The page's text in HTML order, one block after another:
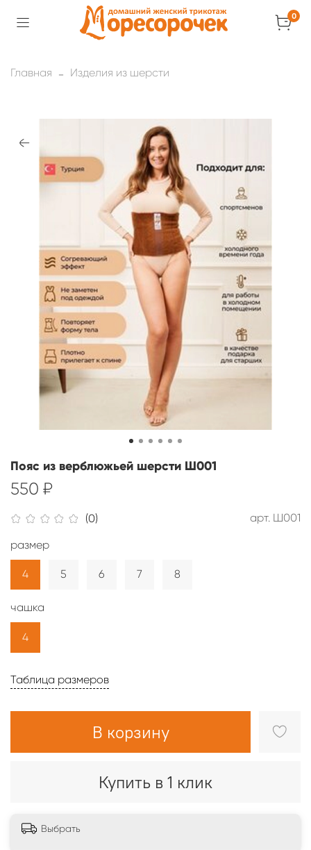
0
Главная Изделия из шерсти
(0) арт. Ш001
Пояс из верблюжьей шерсти Ш001
550 ₽
Таблица размеров
В корзину
Купить в 1 клик
размер
4 5 6 7 8
чашка
4
Выбрать